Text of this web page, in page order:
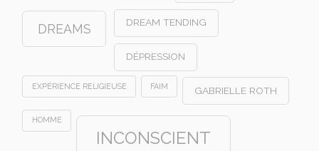
DREAMS DREAM TENDING
DÉPRESSION
EXPÉRIENCE RELIGIEUSE FAIM GABRIELLE ROTH
HOMME
INCONSCIENT